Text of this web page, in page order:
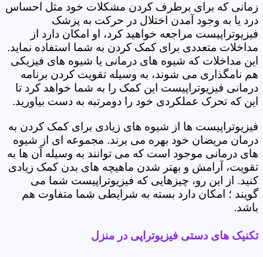
زمانی که برای برطرف کردن مشکلات خود مثل احساس
درد یا به وجود آمدن اختلال در حرکت به پزشک
فیزیوتراپیست مراجعه خواهید کرد، او امکان دارد از
مداخلات متعددی برای کمک کردن به شما استفاده نماید.
این مداخلات که شیوه های درمانی یا شیوه های فیزیکی
هم نامگذاری می شوند، به وسیله تقویت کردن برنامه
درمانی فیزیوتراپیست این کمک را به شما خواهد کرد تا
این که تحرک عملکردی خود را دومرتبه به دست بیاورید.
فیزیوتراپیست ها از شیوه های زیادی برای کمک کردن به
درمان مریضان خود بهره می برند. مجموعه ای از شیوه
های درمانی موجود است که می توانند به وسیله آن ها به
تقویت، آرامش و بهتر شدن ماهیچه های بدن کمک زیادی
کنید. از این رو، چیزهایی که فیزیوتراپیست شما می
گویند ؛ امکان دارد بسته به شرایطی شما متفاوت هم
باشد.
تکنیک های دستی فیزیوتراپی در منزل